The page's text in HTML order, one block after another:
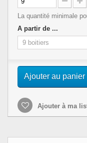
La quantité minimale
A partir de ...
Ajouter au panier
Ajouter à ma